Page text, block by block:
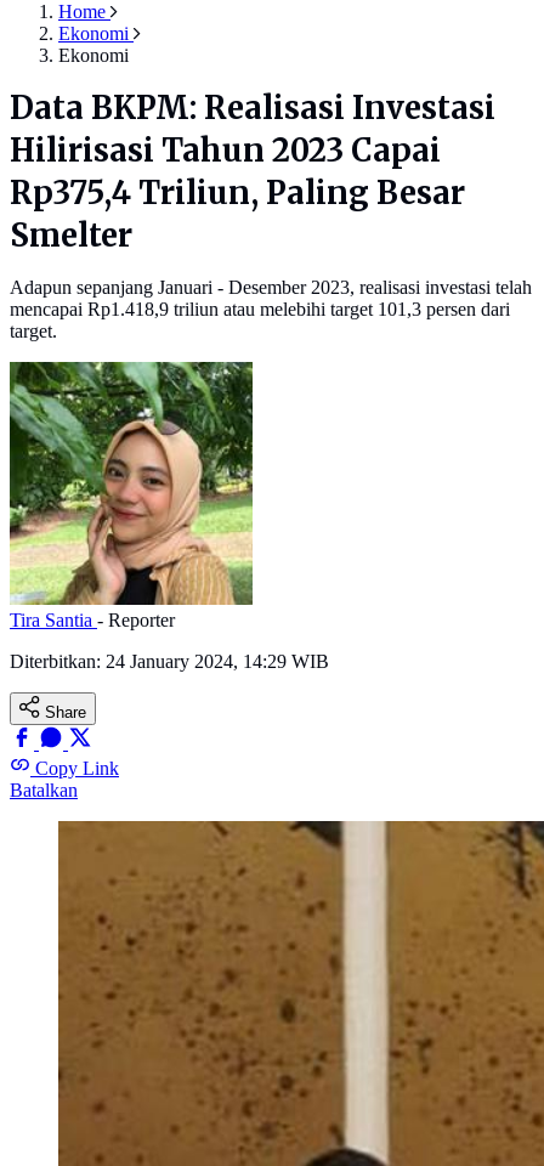
Home
Ekonomi
Ekonomi
Data BKPM: Realisasi Investasi
Hilirisasi Tahun 2023 Capai
Rp375,4 Triliun, Paling Besar
Smelter
Adapun sepanjang Januari - Desember 2023, realisasi investasi telah
mencapai Rp1.418,9 triliun atau melebihi target 101,3 persen dari
target.
Tira Santia - Reporter
Diterbitkan: 24 January 2024, 14:29 WIB
Share
Copy Link
Batalkan